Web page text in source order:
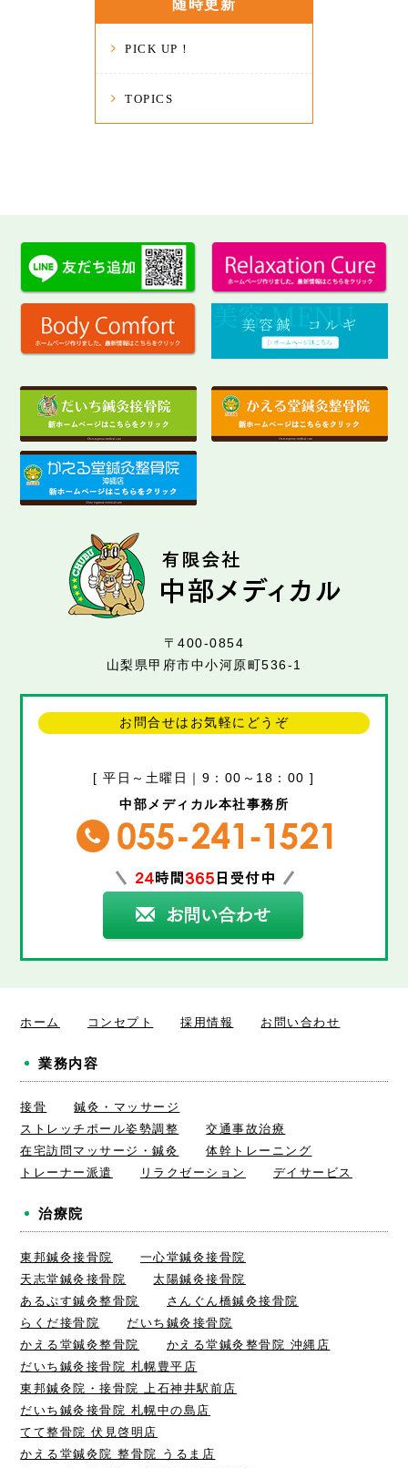
随時更新
PICK UP！
TOPICS
〒400-0854
山梨県甲府市中小河原町536-1
お問合せはお気軽にどうぞ
[ 平日～土曜日｜9：00～18：00 ]
中部メディカル本社事務所
ホーム コンセプト 採用情報 お問い合わせ
業務内容
接骨
鍼灸・マッサージ
ストレッチポール姿勢調整
交通事故治療
在宅訪問マッサージ・鍼灸
体幹トレーニング
トレーナー派遣
リラクゼーション デイサービス
治療院
東邦鍼灸接骨院
一心堂鍼灸接骨院
天志堂鍼灸接骨院
太陽鍼灸接骨院
あるぷす鍼灸整骨院
さんぐん橋鍼灸接骨院
らくだ接骨院
だいち鍼灸接骨院
かえる堂鍼灸整骨院
かえる堂鍼灸整骨院 沖縄店
だいち鍼灸接骨院 札幌豊平店
東邦鍼灸院・接骨院 上石神井駅前店
だいち鍼灸接骨院 札幌中の島店
てて整骨院 伏見啓明店
かえる堂鍼灸院 整骨院 うるま店